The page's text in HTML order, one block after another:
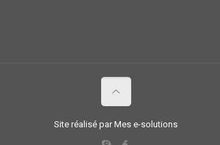
Site réalisé par Mes e-solutions